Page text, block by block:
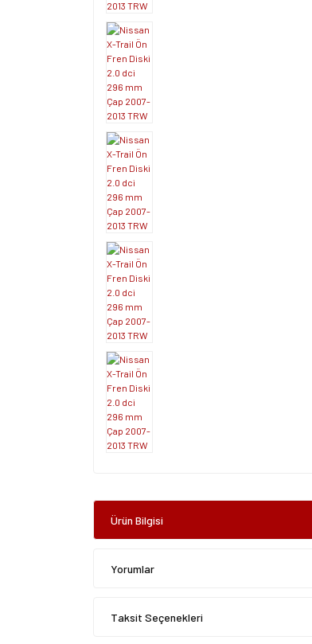
Ürün Bilgisi
Yorumlar
Taksit Seçenekleri